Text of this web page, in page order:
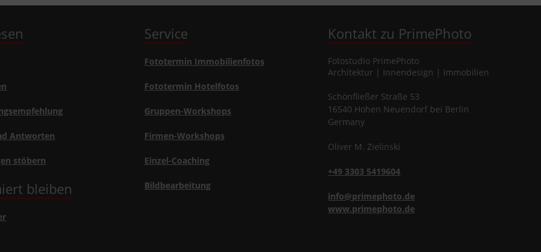
Antworten
stöbern
bleiben
Service
Fototermin Immobilienfotos
Fototermin Hotelfotos
Gruppen-Workshops
Firmen-Workshops
Einzel-Coaching
Bildbearbeitung
Kontakt zu PrimePhoto
Fotostudio PrimePhoto
Architektur | Innendesign | Immobilien
Schönfließer Straße 53
16540 Hohen Neuendorf bei Berlin
Germany
Oliver M. Zielinski
+49 3303 5419604
info@primephoto.de
www.primephoto.de